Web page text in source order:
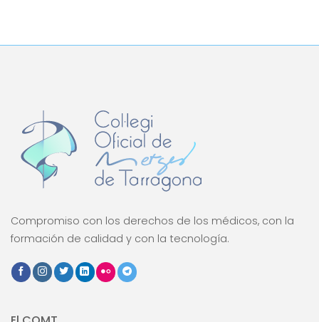
Compromiso con los derechos de los médicos, con la
formación de calidad y con la tecnología.